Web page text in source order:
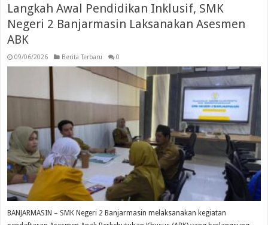
Langkah Awal Pendidikan Inklusif, SMK
Negeri 2 Banjarmasin Laksanakan Asesmen
ABK
09/06/2026 Berita Terbaru 0
BANJARMASIN – SMK Negeri 2 Banjarmasin melaksanakan kegiatan